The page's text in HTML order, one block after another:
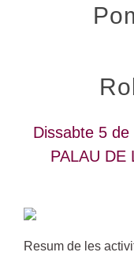
Dissabte 5
PALAU DE
Resum de les